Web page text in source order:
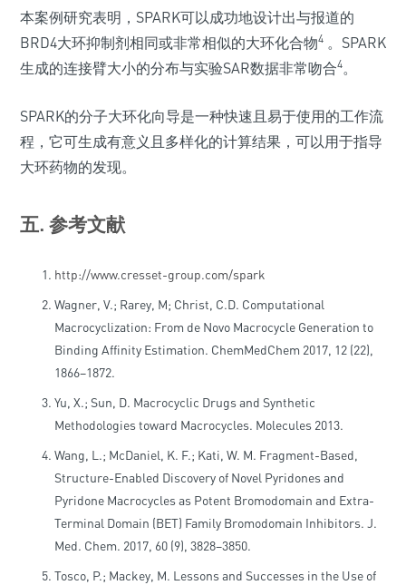
本案例研究表明，SPARK可以成功地设计出与报道的
BRD4大环抑制剂相同或非常相似的大环化合物4 。SPARK
生成的连接臂大小的分布与实验SAR数据非常吻合4。
SPARK的分子大环化向导是一种快速且易于使用的工作流
程，它可生成有意义且多样化的计算结果，可以用于指导
大环药物的发现。
五. 参考文献
http://www.cresset-group.com/spark
Wagner, V.; Rarey, M; Christ, C.D. Computational
Macrocyclization: From de Novo Macrocycle Generation to
Binding Affinity Estimation. ChemMedChem 2017, 12 (22),
1866–1872.
Yu, X.; Sun, D. Macrocyclic Drugs and Synthetic
Methodologies toward Macrocycles. Molecules 2013.
Wang, L.; McDaniel, K. F.; Kati, W. M. Fragment-Based,
Structure-Enabled Discovery of Novel Pyridones and
Pyridone Macrocycles as Potent Bromodomain and Extra-
Terminal Domain (BET) Family Bromodomain Inhibitors. J.
Med. Chem. 2017, 60 (9), 3828–3850.
Tosco, P.; Mackey, M. Lessons and Successes in the Use of